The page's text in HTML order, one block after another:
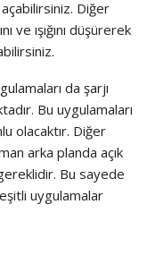
açabilirsiniz. Diğer
ve ışığını düşürerek
da şarjı
Bu uygulamaları
olacaktır. Diğer
arka planda açık
Bu sayede
uygulamalar